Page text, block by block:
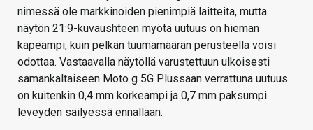
nimessä ole markkinoiden pienimpiä laitteita, mutta
näytön 21:9-kuvaushteen myötä uutuus on hieman
kapeampi, kuin pelkän tuumamäärän perusteella voisi
odottaa. Vastaavalla näytöllä varustettuun ulkoisesti
samankaltaiseen Moto g 5G Plussaan verrattuna uutuus
on kuitenkin 0,4 mm korkeampi ja 0,7 mm paksumpi
leveyden säilyessä ennallaan.